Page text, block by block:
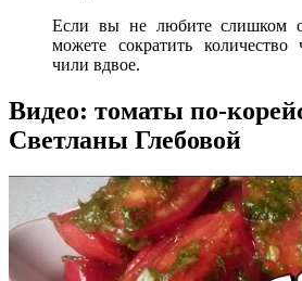
Если вы не любите слишком
можете сократить
чили вдвое.
Видео: томаты по-
Светланы Глебовой